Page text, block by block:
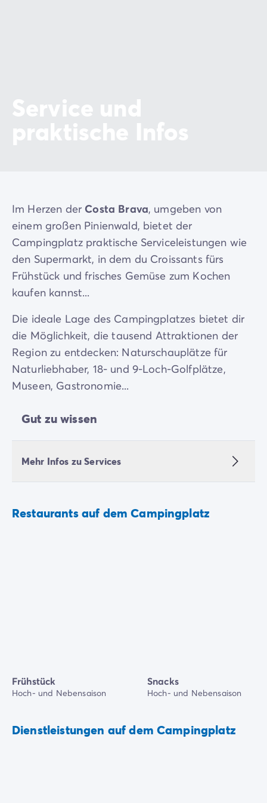
Im Herzen der Costa Brava, umgeben von
einem großen Pinienwald, bietet der
Campingplatz praktische Serviceleistungen wie
den Supermarkt, in dem du Croissants fürs
Frühstück und frisches Gemüse zum Kochen
kaufen kannst...
Die ideale Lage des Campingplatzes bietet dir
die Möglichkeit, die tausend Attraktionen der
Region zu entdecken: Naturschauplätze für
Naturliebhaber, 18- und 9-Loch-Golfplätze,
Museen, Gastronomie...
Gut zu wissen
Mehr Infos zu Services
Restaurants auf dem Campingplatz
Frühstück
Hoch- und Nebensaison
Snacks
Hoch- und Nebensaison
Dienstleistungen auf dem Campingplatz